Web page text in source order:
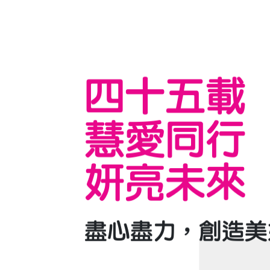
四十五載
慧愛同行
妍亮未來
盡心盡力，創造